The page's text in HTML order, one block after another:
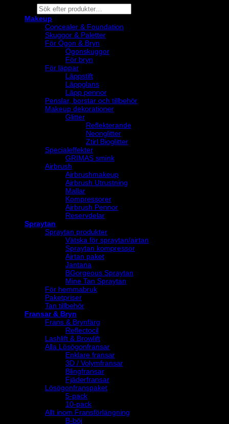
Products
search
Makeup
Concealer & Foundation
Skuggor & Paletter
För Ögon & Bryn
Ögonskuggor
För bryn
För läppar
Läppstift
Läppglans
Läpp pennor
Penslar, borstar och tillbehör
Makeup dekorationer
Glitter
Reflekterande
Neonglitter
Ztirl Bioglitter
Specialeffekter
GRIMAS smink
Airbrush
Airbrushmakeup
Airbrush Utrustning
Mallar
Kompressorer
Airbrush Pennor
Reservdelar
Spraytan
Spraytan produkter
Vätska för spraytan/airtan
Spraytan kompressor
Airtan paket
Jantana
BGorgeous Spraytan
Mine Tan Spraytan
För hemmabruk
Paketpriser
Tan tillbehör
Fransar & Bryn
Frans & Brynfärg
Reflectocil
Lashlift & Browlift
Alla Lösögonfransar
Enklare fransar
3D / Volymfransar
Blingfransar
Fjäderfransar
Lösögonfranspaket
5-pack
10-pack
Allt inom Fransförlängning
B-böj